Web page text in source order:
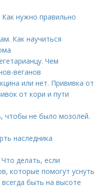
нужно правильно
Как научиться
Чем
веганов
или нет. Прививка от
от кори и пути
чтобы не было мозолей.
наследника
делать, если
которые помогут уснуть
быть на высоте